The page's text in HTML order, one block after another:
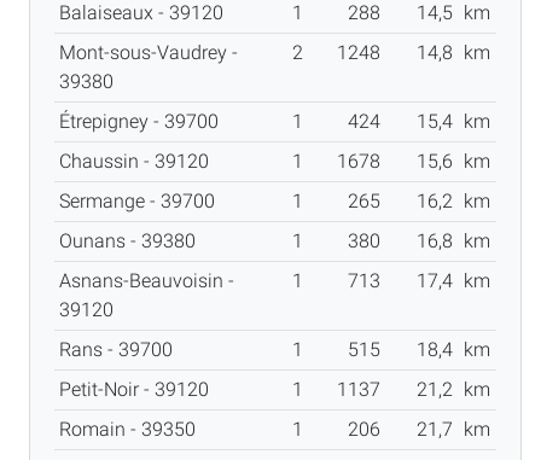
Balaiseaux - 39120
1 288 14,5 km
Mont-sous-Vaudrey -
39380
2 1248 14,8 km
Étrepigney - 39700 1 424 15,4 km
Chaussin - 39120
1 1678 15,6
km
Sermange - 39700
1 265 16,2 km
Ounans - 39380
1 380 16,8
km
Asnans-Beauvoisin -
39120
1 713 17,4 km
Rans - 39700 1 515 18,4 km
Petit-Noir - 39120
1 1137 21,2 km
Romain - 39350
1 206 21,7
km